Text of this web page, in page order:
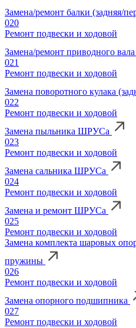
Замена/ремонт балки (задняя/
020
Ремонт подвески и ходовой
Замена/ремонт приводного вала
021
Ремонт подвески и ходовой
Замена поворотного кулака
022
Ремонт подвески и ходовой
Замена пыльника ШРУСа
023
Ремонт подвески и ходовой
Замена сальника ШРУСа
024
Ремонт подвески и ходовой
Замена и ремонт ШРУСа
025
Ремонт подвески и ходовой
Замена комплекта шаровых
пружины
026
Ремонт подвески и ходовой
Замена опорного подшипника
027
Ремонт подвески и ходовой